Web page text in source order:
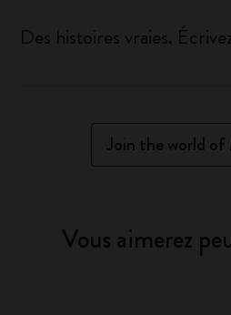
Des histoires vraies.
Join the world of
Vous aimerez